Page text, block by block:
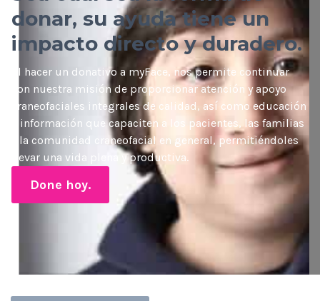
donar, su ayuda tiene un
impacto directo y duradero.
Al hacer un donativo a myFace, nos permite continuar
con nuestra misión de proporcionar atención y apoyo
craneofaciales integrales de calidad, así como educación
e información que capaciten a los pacientes, las familias
y la comunidad craneofacial en general, permitiéndoles
llevar una vida plena y productiva.
Done hoy.